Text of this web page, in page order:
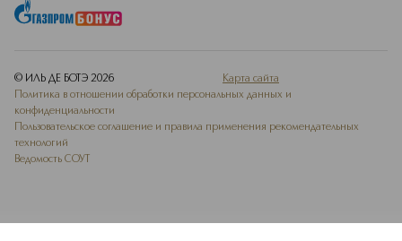
© ИЛЬ ДЕ БОТЭ 2026
Карта сайта
Политика в отношении обработки персональных данных и
конфиденциальности
Пользовательское соглашение и правила применения рекомендательных
технологий
Ведомость СОУТ